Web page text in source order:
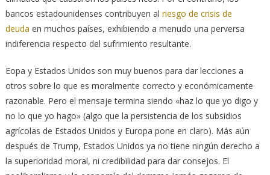
bancos estadounidenses contribuyen al riesgo de crisis de
deuda en muchos países, exhibiendo a menudo una perversa
indiferencia respecto del sufrimiento resultante.
Eopa y Estados Unidos son muy buenos para dar lecciones a
otros sobre lo que es moralmente correcto y económicamente
razonable. Pero el mensaje termina siendo «haz lo que yo digo y
no lo que yo hago» (algo que la persistencia de los subsidios
agrícolas de Estados Unidos y Europa pone en claro). Más aún
después de Trump, Estados Unidos ya no tiene ningún derecho a
la superioridad moral, ni credibilidad para dar consejos. El